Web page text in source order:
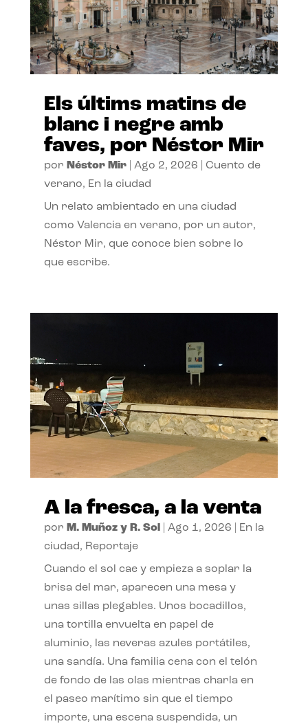
Els últims matins de
blanc i negre amb
faves, por Néstor Mir
por Néstor Mir| Ago 2, 2026
Cuento de
verano, En la ciudad
Un relato ambientado en una ciudad
como Valencia en verano, por un autor,
Néstor Mir, que conoce bien sobre lo
que escribe.
A la fresca, a la venta
por M. Muñoz y R. Sol| Ago 1, 2026
En la
ciudad, Reportaje
Cuando el sol cae y empieza a soplar la
brisa del mar, aparecen una mesa y
unas sillas plegables. Unos bocadillos,
una tortilla envuelta en papel de
aluminio, las neveras azules portátiles,
una sandía. Una familia cena con el telón
de fondo de las olas mientras charla en
el paseo marítimo sin que el tiempo
importe, una escena suspendida, un